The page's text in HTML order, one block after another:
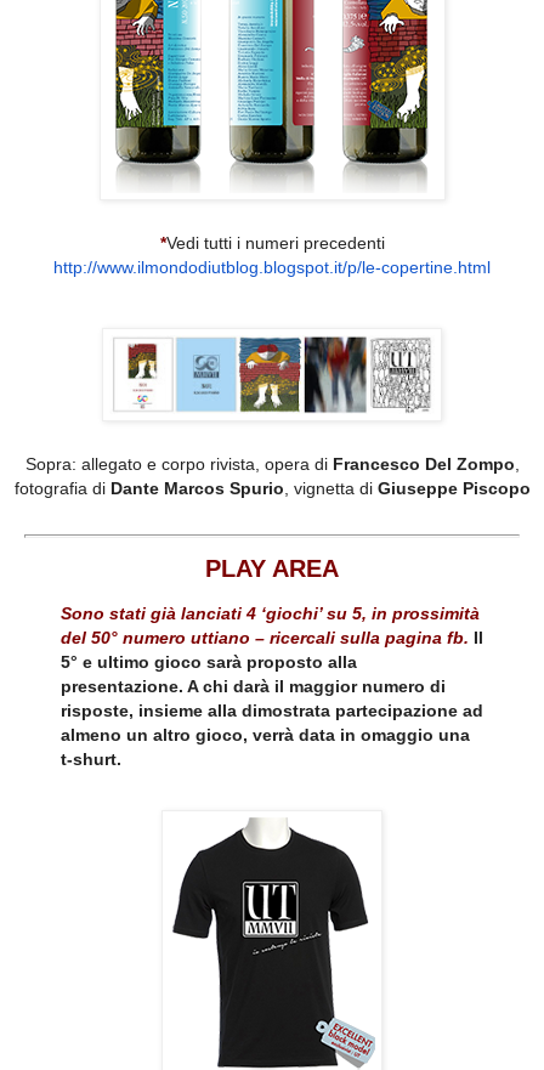
*Vedi tutti i numeri precedenti
http://www.ilmondodiutblog. blogspot.it/p/le-copertine. html
Sopra: allegato e corpo rivista, opera di Francesco Del Zompo
fotografia di Dante Marcos Spurio , vignetta di Giuseppe Piscopo
PLAY AREA
Sono stati già lanciati 4 ‘giochi’ su 5, in prossimità
del 50° numero uttiano – ricercali sulla pagina fb. Il
5° e ultimo gioco sarà proposto alla
presentazione. A chi darà il maggior numero di
risposte, insieme alla dimostrata partecipazione ad
almeno un altro gioco, verrà data in omaggio una
t-shurt.